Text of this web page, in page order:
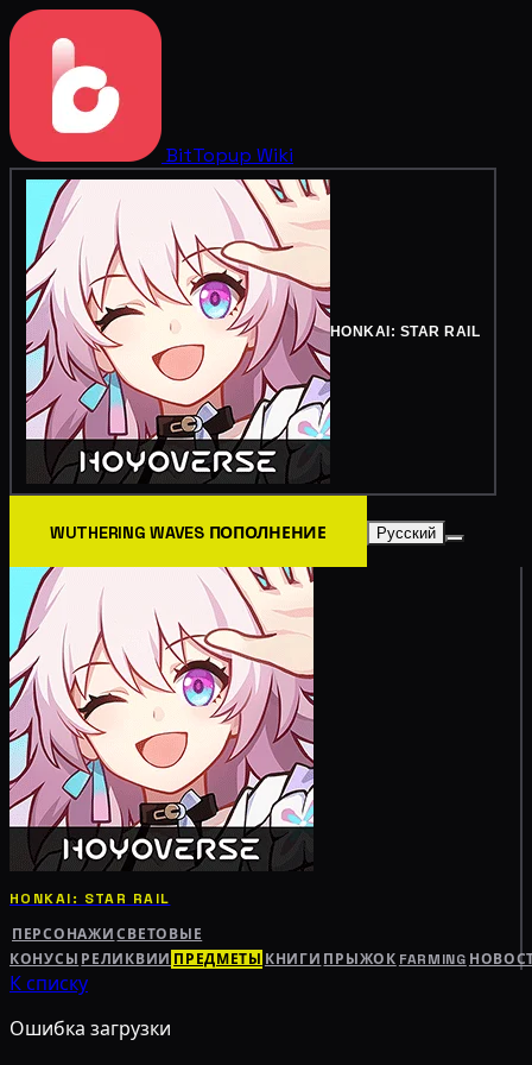
BitTopup Wiki
HONKAI: STAR RAIL
WUTHERING WAVES ПОПОЛНЕНИЕ Русский
HONKAI: STAR RAIL
ПЕРСОНАЖИ СВЕТОВЫЕ
КОНУСЫ РЕЛИКВИИ ПРЕДМЕТЫ КНИГИ ПРЫЖОК FARMING
К списку
Ошибка загрузки